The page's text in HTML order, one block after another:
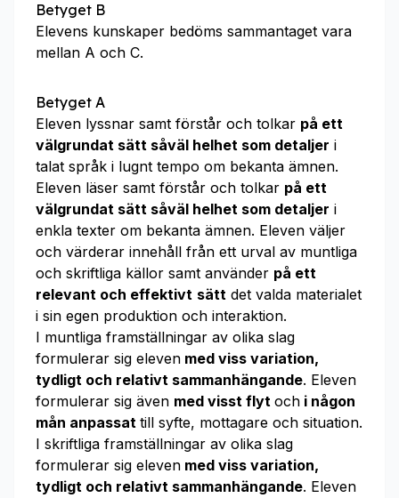
Betyget B
Elevens kunskaper bedöms sammantaget vara
mellan A och C.
Betyget A
Eleven lyssnar samt förstår och tolkar på ett
välgrundat sätt såväl helhet som detaljer i
talat språk i lugnt tempo om bekanta ämnen.
Eleven läser samt förstår och tolkar på ett
välgrundat sätt såväl helhet som detaljer i
enkla texter om bekanta ämnen. Eleven väljer
och värderar innehåll från ett urval av muntliga
och skriftliga källor samt använder på ett
relevant och effektivt sätt det valda materialet
i sin egen produktion och interaktion.
I muntliga framställningar av olika slag
formulerar sig eleven med viss variation,
tydligt och relativt sammanhängande. Eleven
formulerar sig även med visst flyt och i någon
mån anpassat till syfte, mottagare och situation.
I skriftliga framställningar av olika slag
formulerar sig eleven med viss variation,
tydligt och relativt sammanhängande. Eleven